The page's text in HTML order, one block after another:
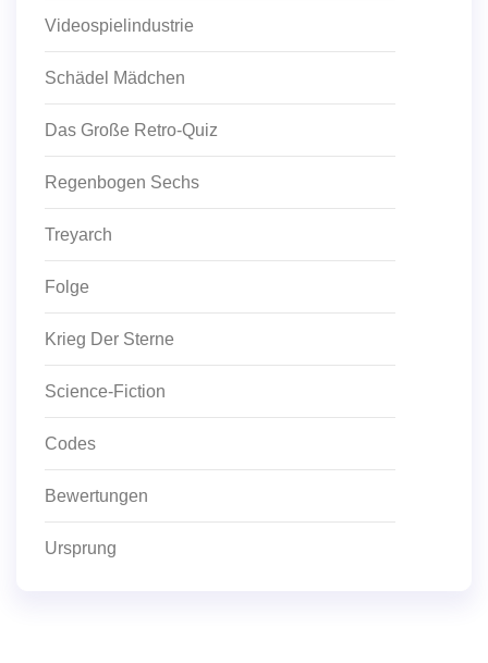
Videospielindustrie
Schädel Mädchen
Das Große Retro-Quiz
Regenbogen Sechs
Treyarch
Folge
Krieg Der Sterne
Science-Fiction
Codes
Bewertungen
Ursprung